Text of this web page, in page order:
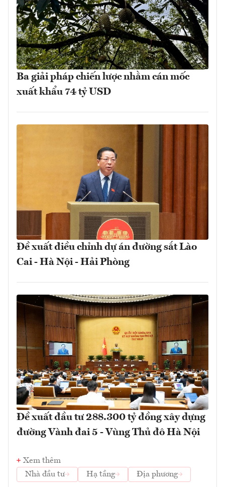
Ba giải pháp chiến lược nhằm cán mốc
xuất khẩu 74 tỷ USD
Đề xuất điều chỉnh dự án đường sắt Lào
Cai - Hà Nội - Hải Phòng
Đề xuất đầu tư 288.300 tỷ đồng xây dựng
đường Vành đai 5 - Vùng Thủ đô Hà Nội
Xem thêm
Nhà đầu tư
Hạ tầng Địa phương